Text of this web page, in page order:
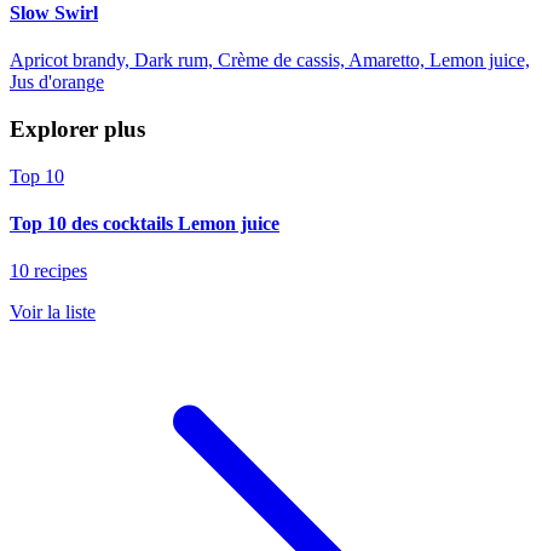
Slow Swirl
Apricot brandy, Dark rum, Crème de cassis, Amaretto, Lemon juice,
Jus d'orange
Explorer plus
Top 10
Top 10 des cocktails Lemon juice
10 recipes
Voir la liste